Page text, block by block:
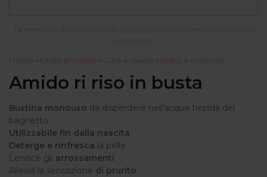
Home » Linee prodotti » Cura e igiene bimbo e mamma
Amido ri riso in busta
Bustina monouso da disperdere nell'acqua tiepida del
bagnetto
Utilizzabile fin dalla nascita
Deterge e rinfresca la pelle
Lenisce gli arrossamenti
Allevia la sensazione di prurito